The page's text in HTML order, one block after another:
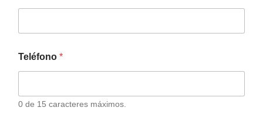
Teléfono *
0 de 15 caracteres máximos.